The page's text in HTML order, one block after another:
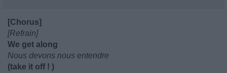
[Chorus]
[Refrain]
We get along
Nous devons nous entendre
(take it off ! )